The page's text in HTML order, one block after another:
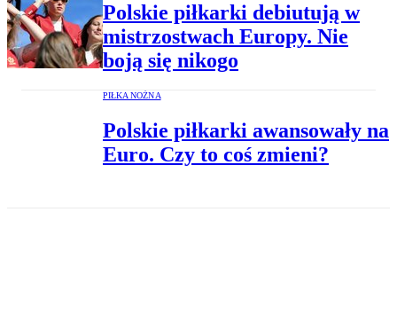
Polskie piłkarki debiutują w
mistrzostwach Europy. Nie
boją się nikogo
PIŁKA NOŻNA
Polskie piłkarki awansowały na
Euro. Czy to coś zmieni?